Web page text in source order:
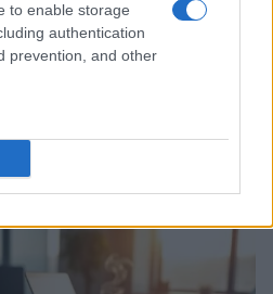
to enable storage
authentication
prevention, and other